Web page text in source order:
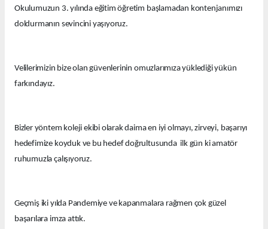
Okulumuzun 3. yılında eğitim öğretim başlamadan kontenjanımızı
doldurmanın sevincini yaşıyoruz.
Velilerimizin bize olan güvenlerinin omuzlarımıza yüklediği yükün
farkındayız.
Bizler yöntem koleji ekibi olarak daima en iyi olmayı, zirveyi, başarıyı
hedefimize koyduk ve bu hedef doğrultusunda ilk gün ki amatör
ruhumuzla çalışıyoruz.
Geçmiş iki yılda Pandemiye ve kapanmalara rağmen çok güzel
başarılara imza attık.